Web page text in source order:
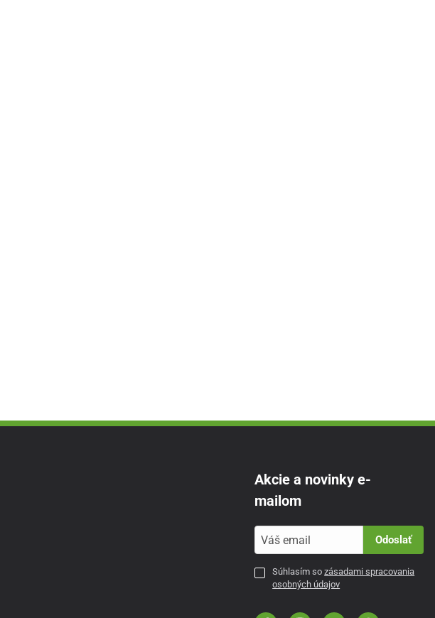
Akcie a novinky e-
mailom
Odoslať
Súhlasím sozásadami spracovania
osobných údajov